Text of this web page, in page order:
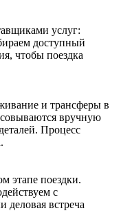
услуг:
доступный
чтобы поездка
и трансферы в
вручную
Процесс
этапе поездки.
с
деловая встреча